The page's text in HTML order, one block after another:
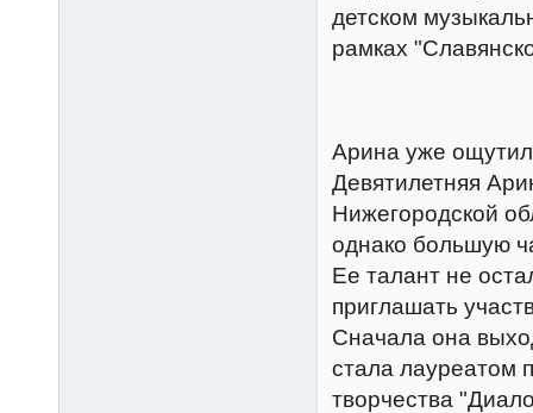
детском
рамках
Арина уже
Девятилетняя
Нижегородской
однако большую
Ее талант не
приглашать
Сначала она
стала лауреатом
творчества